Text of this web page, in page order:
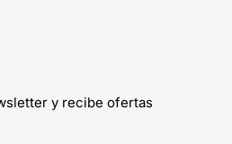
y recibe ofertas